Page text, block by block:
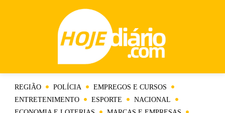
REGIÃO POLÍCIA
EMPREGOS E CURSOS
ENTRETENIMENTO
ESPORTE
NACIONAL